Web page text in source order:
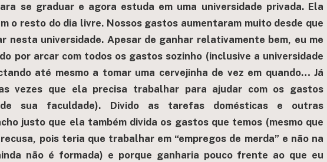
se graduar e agora estuda em uma universidade privada. Ela
o resto do dia livre. Nossos gastos aumentaram muito desde que
nesta universidade. Apesar de ganhar relativamente bem, eu me
por arcar com todos os gastos sozinho (inclusive a universidade
até mesmo a tomar uma cervejinha de vez em quando… Já
vezes que ela precisa trabalhar para ajudar com os gastos
sua faculdade). Divido as tarefas domésticas e outras
justo que ela também divida os gastos que temos (mesmo que
pois teria que trabalhar em “empregos de merda” e não na
não é formada) e porque ganharia pouco frente ao que eu